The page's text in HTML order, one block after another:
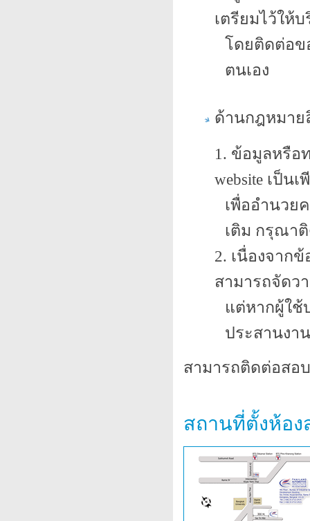
เตรียมไว้ให้
โดยติดต่อข
ตนเอง
ด้านกฎหมาย
1. ข้อมูลหรือ
website เป็น
เพื่ออำนวย
เติม กรุณา
2. เนื่องจาก
สามารถจัดว
แต่หากผู้ใช้
ประสานงา
สามารถติดต่อสอ
สถานที่ตั้งห้อ